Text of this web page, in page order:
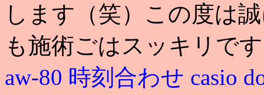
します（笑）この度は
も施術ごはスッキリで
aw-80 時刻合わせ casio